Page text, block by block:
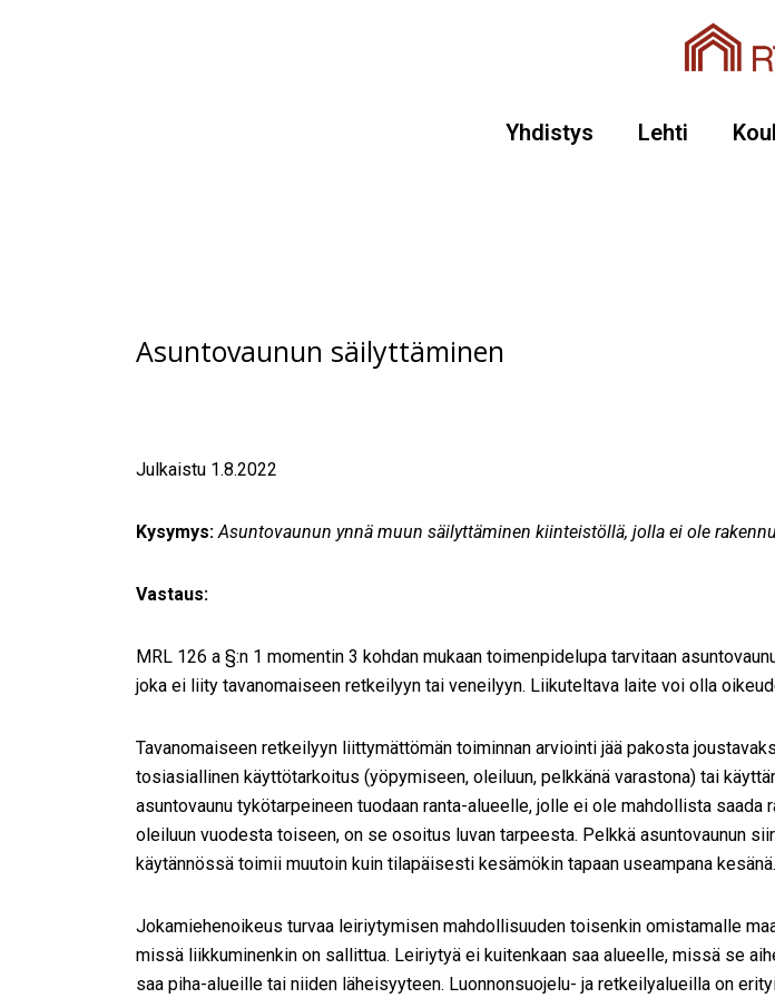
Yhdistys Lehti
Asuntovaunun säilyttäminen
Julkaistu 1.8.2022
Kysymys: Asuntovaunun ynnä muun säilyttäminen kiinteistöllä, jolla ei ole
Vastaus:
MRL 126 a §:n 1 momentin 3 kohdan mukaan toimenpidelupa tarvitaan
joka ei liity tavanomaiseen retkeilyyn tai veneilyyn. Liikuteltava laite voi olla
Tavanomaiseen retkeilyyn liittymättömän toiminnan arviointi jää pakosta
tosiasiallinen käyttötarkoitus (yöpymiseen, oleiluun, pelkkänä varastona) tai
asuntovaunu tykötarpeineen tuodaan ranta-alueelle, jolle ei ole mahdollista saada
oleiluun vuodesta toiseen, on se osoitus luvan tarpeesta. Pelkkä asuntovaunun
käytännössä toimii muutoin kuin tilapäisesti kesämökin tapaan useampana kesänä.
Jokamiehenoikeus turvaa leiriytymisen mahdollisuuden toisenkin omistamalle
missä liikkuminenkin on sallittua. Leiriytyä ei kuitenkaan saa alueelle, missä se
saa piha-alueille tai niiden läheisyyteen. Luonnonsuojelu- ja retkeilyalueilla on